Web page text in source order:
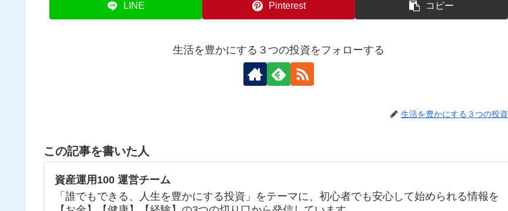
LINE Pinterest コピー
生活を豊かにする３つの投資をフォローする
生活を豊かにする３つの投資
この記事を書いた人
資産運用100 運営チーム
「誰でもできる、人生を豊かにする投資」をテーマに、初心者でも安心して始められる情報を